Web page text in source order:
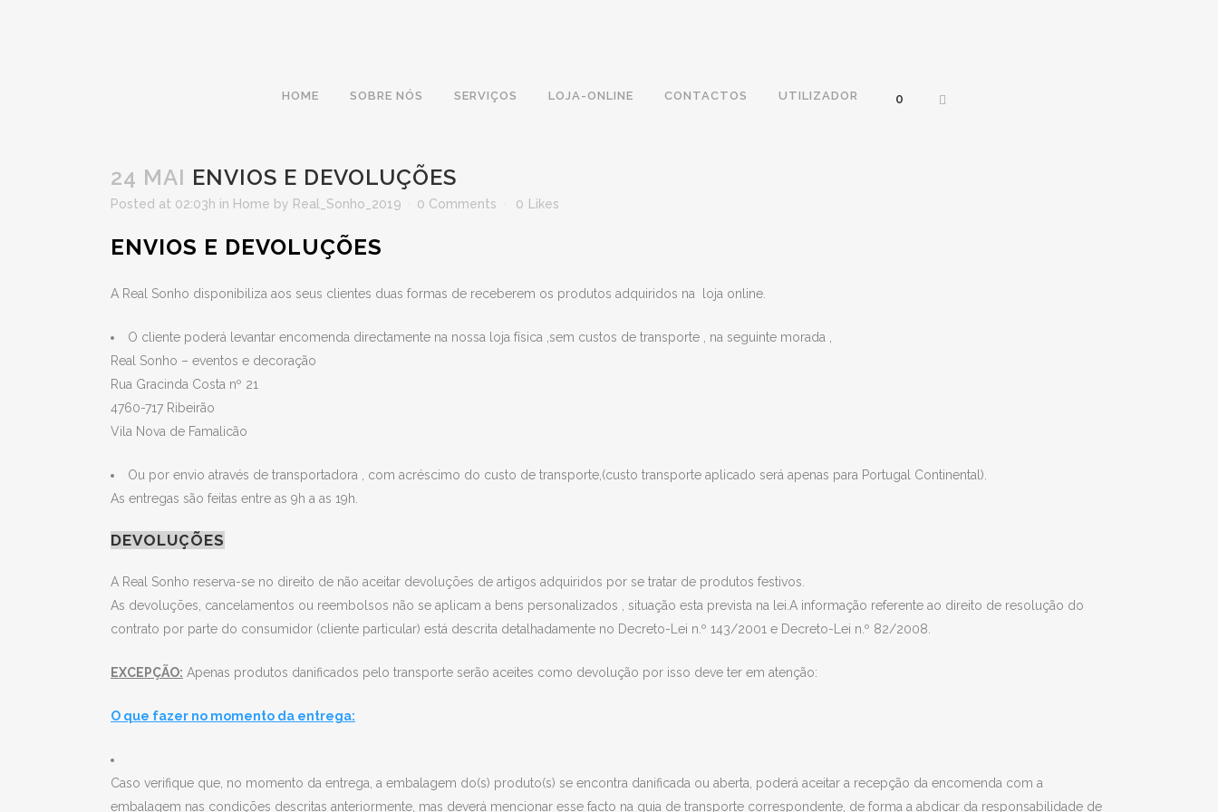
HOME SOBRE NÓS SERVIÇOS LOJA-ONLINE CONTACTOS UTILIZADOR 0
24 MAI ENVIOS E DEVOLUÇÕES
Posted at 02:03h in Home by Real_Sonho_2019 0 Comments 0 Likes
ENVIOS E DEVOLUÇÕES
A Real Sonho disponibiliza aos seus clientes duas formas de receberem os produtos adquiridos na loja online.
O cliente poderá levantar encomenda directamente na nossa loja física ,sem custos de transporte , na seguinte morada ,
Real Sonho – eventos e decoração
Rua Gracinda Costa nº 21
4760-717 Ribeirão
Vila Nova de Famalicão
Ou por envio através de transportadora , com acréscimo do custo de transporte,(custo transporte aplicado será apenas para Portugal Continental).
As entregas são feitas entre as 9h a as 19h.
DEVOLUÇÕES
A Real Sonho reserva-se no direito de não aceitar devoluções de artigos adquiridos por se tratar de produtos festivos.
As devoluções, cancelamentos ou reembolsos não se aplicam a bens personalizados , situação esta prevista na lei.A informação referente ao direito de resolução do
contrato por parte do consumidor (cliente particular) está descrita detalhadamente no Decreto-Lei n.º 143/2001 e Decreto-Lei n.º 82/2008.
EXCEPÇÃO: Apenas produtos danificados pelo transporte serão aceites como devolução por isso deve ter em atenção:
O que fazer no momento da entrega:
Caso verifique que, no momento da entrega, a embalagem do(s) produto(s) se encontra danificada ou aberta, poderá aceitar a recepção da encomenda com a
embalagem nas condições descritas anteriormente, mas deverá mencionar esse facto na guia de transporte correspondente, de forma a abdicar da responsabilidade de